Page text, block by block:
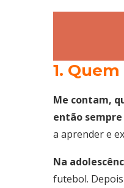
1.
Me contam,
então
a aprender e
Na
futebol.